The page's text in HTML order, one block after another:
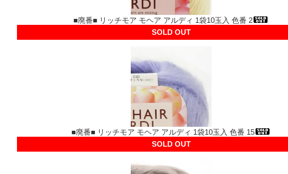
■廃番■ リッチモア モヘア アルディ 1袋10玉入 色番 2
SOLD OUT
■廃番■ リッチモア モヘア アルディ 1袋10玉入 色番 15
SOLD OUT